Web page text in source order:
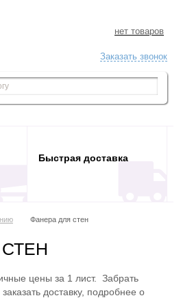
Заказать звонок
нет товаров
Быстрая доставка
Фанера для стен
цены за 1 лист. Забрать
доставку, подробнее о